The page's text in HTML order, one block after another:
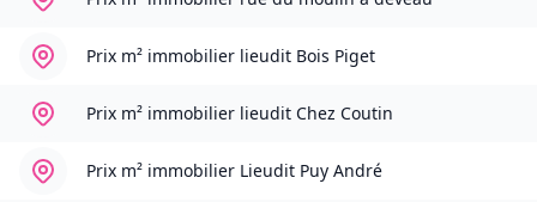
Prix m² immobilier lieudit Bois Piget
Prix m² immobilier lieudit Chez Coutin
Prix m² immobilier Lieudit Puy André